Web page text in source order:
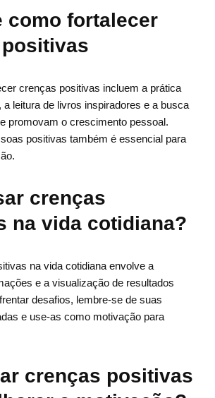
como fortalecer
crenças positivas incluem a prática
a leitura de livros inspiradores e a busca
promovam o crescimento pessoal.
positivas também é essencial para
crenças
na vida cotidiana?
na vida cotidiana envolve a
e a visualização de resultados
desafios, lembre-se de suas
e use-as como motivação para
crenças positivas